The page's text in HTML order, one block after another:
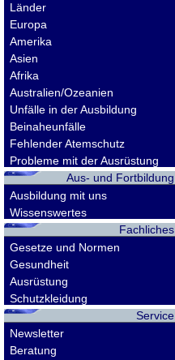
Länder
Europa
Amerika
Asien
Afrika
Australien/Ozeanien
Unfälle in der Ausbildung
Beinaheunfälle
Fehlender Atemschutz
Probleme mit der Ausrüstung
Aus- und Fortbildung
Ausbildung mit uns
Wissenswertes
Fachliches
Gesetze und Normen
Gesundheit
Ausrüstung
Schutzkleidung
Service
Newsletter
Beratung